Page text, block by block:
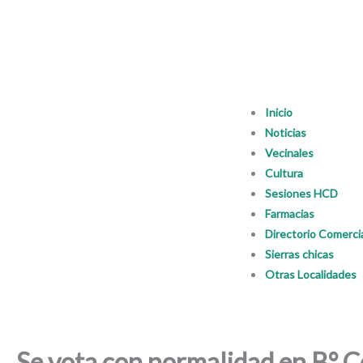
Inicio
Noticias
Vecinales
Cultura
Sesiones HCD
Farmacias
Directorio
Sierras chicas
Otras Localidades